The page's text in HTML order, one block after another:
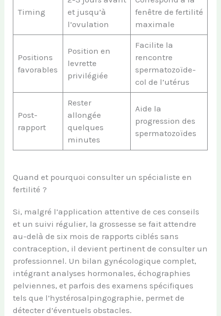
Timing
et jusqu’à
l’ovulation
fenêtre de fertilité
maximale
Positions
favorables
Position en
levrette
privilégiée
Facilite la
rencontre
spermatozoïde-
col de l’utérus
Post-
rapport
Rester
allongée
quelques
minutes
Aide la
progression des
spermatozoïdes
Quand et pourquoi consulter un spécialiste en
fertilité ?
Si, malgré l’application attentive de ces conseils
et un suivi régulier, la grossesse se fait attendre
au-delà de six mois de rapports ciblés sans
contraception, il devient pertinent de consulter un
professionnel. Un bilan gynécologique complet,
intégrant analyses hormonales, échographies
pelviennes, et parfois des examens spécifiques
tels que l’hystérosalpingographie, permet de
détecter d’éventuels obstacles.